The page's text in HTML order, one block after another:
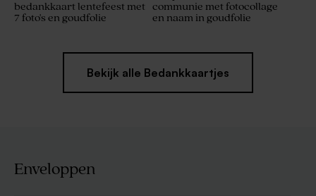
bedankkaart lentefeest met
7 foto's en goudfolie
communie met fotocollage
en naam in goudfolie
Bekijk alle Bedankkaartjes
Enveloppen